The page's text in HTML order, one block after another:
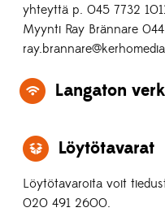
yhteyttä p. 045 7732
Myynti Ray Brännare
Langaton
Löytötavarat
Löytötavaroita voit
020 491 2600.